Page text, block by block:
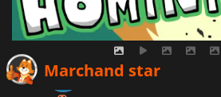
Marchand star